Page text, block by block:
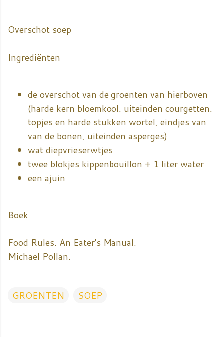
Overschot soep
Ingrediënten
de overschot van de groenten van hierboven
(harde kern bloemkool, uiteinden courgetten,
topjes en harde stukken wortel, eindjes van
van de bonen, uiteinden asperges)
wat diepvrieserwtjes
twee blokjes kippenbouillon + 1 liter water
een ajuin
Boek
Food Rules. An Eater's Manual.
Michael Pollan.
GROENTEN SOEP